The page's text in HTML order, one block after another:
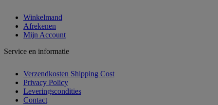
Winkelmand
Afrekenen
Mijn Account
Service en informatie
Verzendkosten Shipping Cost
Privacy Policy
Leveringscondities
Contact